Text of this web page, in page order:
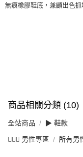
無痕橡膠鞋底，兼顧出色
商品相關分類 (10)
全站商品 ▶ 鞋款
💁🏻‍♂️ 男性專區 所有男